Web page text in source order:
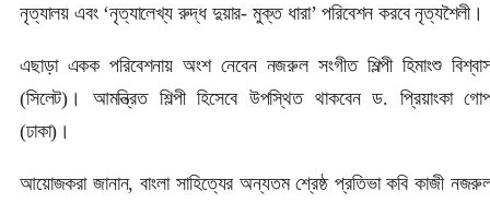
নৃত্যালয় এবং ‘নৃত্যালেখ্য রুদ্ধ দুয়ার- মুক্ত ধারা’ পরিবেশন করবে নৃত্যশৈলী।
এছাড়া একক পরিবেশনায় অংশ নেবেন নজরুল সংগীত শিল্পী হিমাংশু
(সিলেট)। আমন্ত্রিত শিল্পী হিসেবে উপস্থিত থাকবেন ড. প্রিয়াংকা
(ঢাকা)।
আয়োজকরা জানান, বাংলা সাহিত্যের অন্যতম শ্রেষ্ঠ প্রতিভা কবি কাজী